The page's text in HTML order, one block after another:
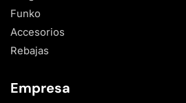
Funko
Accesorios
Rebajas
Empresa